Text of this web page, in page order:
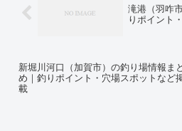
滝港（羽咋
りポイント
新堀川河口（加賀市）の釣り場情報まと
め｜釣りポイント・穴場スポットなど
載